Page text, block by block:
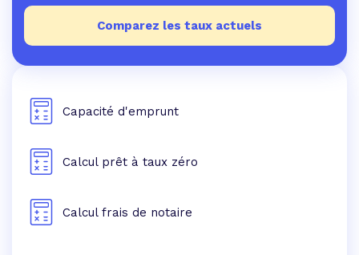
Comparez les taux actuels
Capacité d'emprunt
Calcul prêt à taux zéro
Calcul frais de notaire